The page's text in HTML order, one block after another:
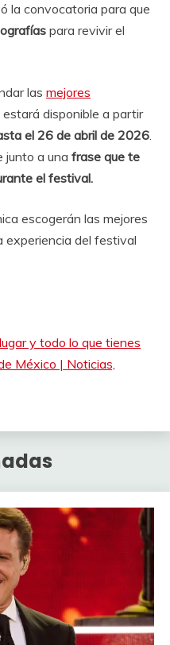
la convocatoria para que
para revivir el
las mejores
estará disponible a partir
el 26 de abril de 2026.
junto a una frase que te
el festival.
escogerán las mejores
experiencia del festival
y todo lo que tienes
México | Noticias,